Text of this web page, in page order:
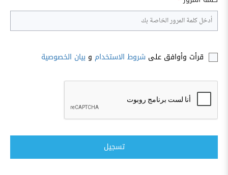
قرأت وأوافق على شروط الاستخدام و بيان الخصوصية
تسجيل